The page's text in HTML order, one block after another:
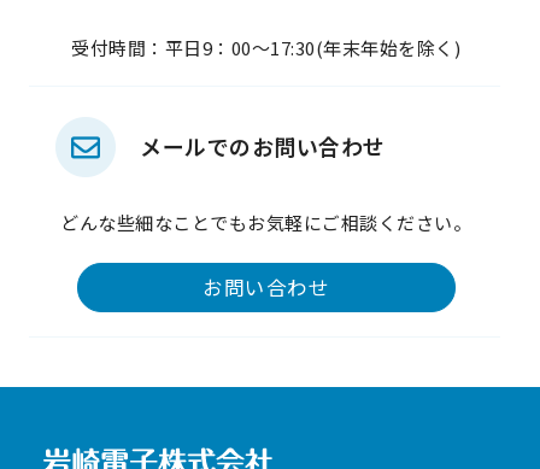
受付時間：平日9：00～17:30(年末年始を除く)
メールでのお問い合わせ
どんな些細なことでもお気軽にご相談ください。
お問い合わせ